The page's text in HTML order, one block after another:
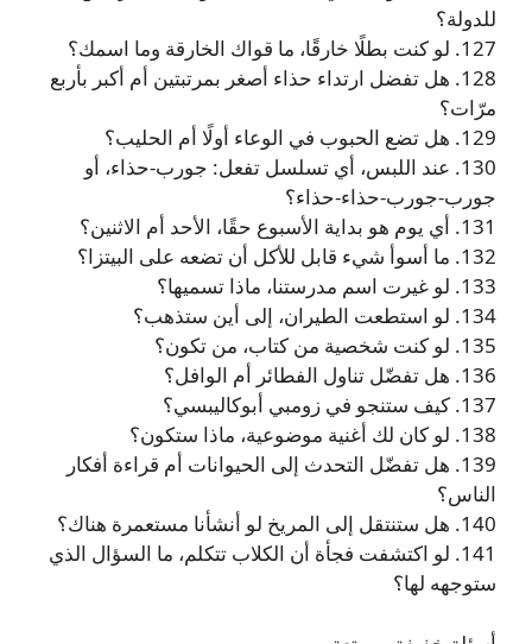
للدولة؟
127. لو كنت بطلًا خارقًا، ما قواك الخارقة وما اسمك؟
128. هل تفضل ارتداء حذاء أصغر بمرتبتين أم أكبر بأربع
مرّات؟
129. هل تضع الحبوب في الوعاء أولًا أم الحليب؟
130. عند اللبس، أي تسلسل تفعل: جورب-حذاء، أو
جورب-جورب-حذاء-حذاء؟
131. أي يوم هو بداية الأسبوع حقًا، الأحد أم الاثنين؟
132. ما أسوأ شيء قابل للأكل أن تضعه على البيتزا؟
133. لو غيرت اسم مدرستنا، ماذا تسميها؟
134. لو استطعت الطيران، إلى أين ستذهب؟
135. لو كنت شخصية من كتاب، من تكون؟
136. هل تفضّل تناول الفطائر أم الوافل؟
137. كيف ستنجو في زومبي أبوكاليبسي؟
138. لو كان لك أغنية موضوعية، ماذا ستكون؟
139. هل تفضّل التحدث إلى الحيوانات أم قراءة أفكار
الناس؟
140. هل ستنتقل إلى المريخ لو أنشأنا مستعمرة هناك؟
141. لو اكتشفت فجأة أن الكلاب تتكلم، ما السؤال الذي
ستوجهه لها؟